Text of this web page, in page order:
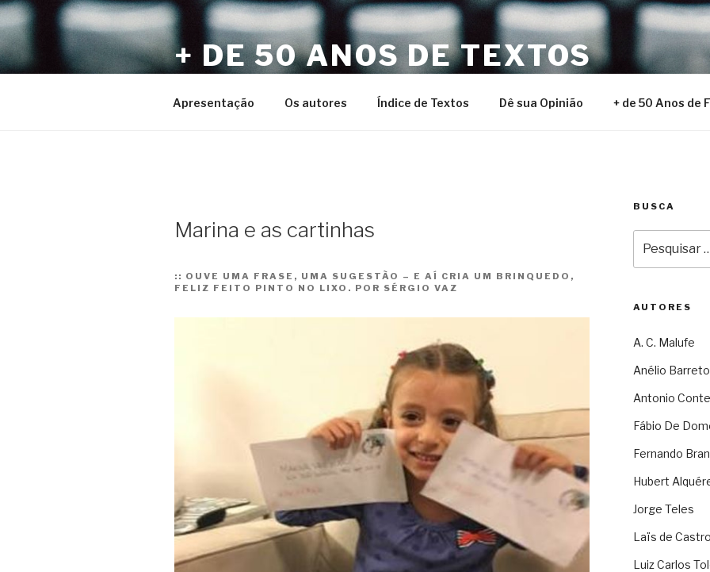
Pular
para
o
conteúdo
+ DE 50 ANOS DE TEXTOS
Apresentação Os autores Índice de Textos Dê sua Opinião + de 50 Anos de
Marina e as cartinhas
:: OUVE UMA FRASE, UMA SUGESTÃO – E AÍ CRIA UM BRINQUEDO,
FELIZ FEITO PINTO NO LIXO. POR SÉRGIO VAZ
BUSCA
por:
AUTORES
A. C. Malufe
Anélio Barreto
Antonio
Fábio De
Fernando
Hubert
Jorge Teles
Laïs de Castro
Luiz Carlos